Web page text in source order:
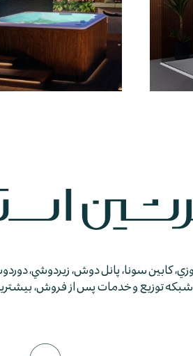
كابين سونا، پانل دوش، زيردوشي،
توزيع و خدمات پس از فروش، بيشترين